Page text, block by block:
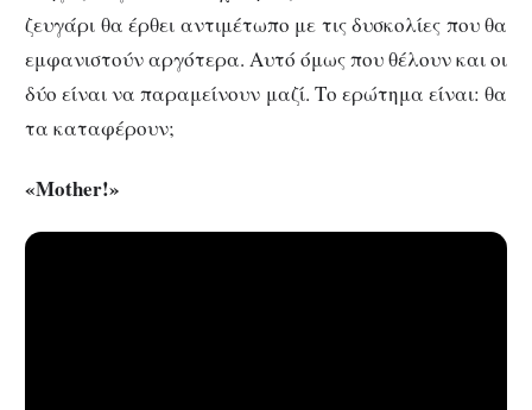
ζευγάρι θα έρθει αντιμέτωπο με τις δυσκολίες που θα
εμφανιστούν αργότερα. Αυτό όμως που θέλουν και οι
δύο είναι να παραμείνουν μαζί. Το ερώτημα είναι: θα
τα καταφέρουν;
«Mother!»